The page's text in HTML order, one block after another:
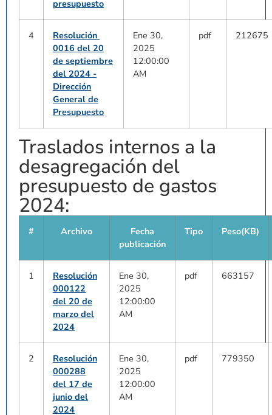
presupuesto
4
Resolución
0016 del 20
de septiembre
del 2024 -
Dirección
General de
Presupuesto
Ene 30,
2025
12:00:00
AM
pdf 212675
Traslados internos a la
desagregación del
presupuesto de gastos
2024:
# Archivo
Fecha
publicación
Tipo Peso(KB)
1
Resolución
000122
del 20 de
marzo del
2024
Ene 30,
2025
12:00:00
AM
pdf 663157
2
Resolución
000288
del 17 de
junio del
2024
Ene 30,
2025
12:00:00
AM
pdf 779350